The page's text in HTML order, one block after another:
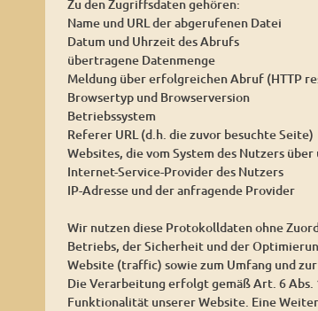
Zu den Zugriffsdaten gehören:
Name und URL der abgerufenen Datei
Datum und Uhrzeit des Abrufs
übertragene Datenmenge
Meldung über erfolgreichen Abruf (HTTP
Browsertyp und Browserversion
Betriebssystem
Referer URL (d.h. die zuvor besuchte Seite)
Websites, die vom System des Nutzers
Internet-Service-Provider des Nutzers
IP-Adresse und der anfragende Provider
Wir nutzen diese Protokolldaten ohne
Betriebs, der Sicherheit und der
Website (traffic) sowie zum Umfang und
Die Verarbeitung erfolgt gemäß Art. 6 Abs.
Funktionalität unserer Website. Eine